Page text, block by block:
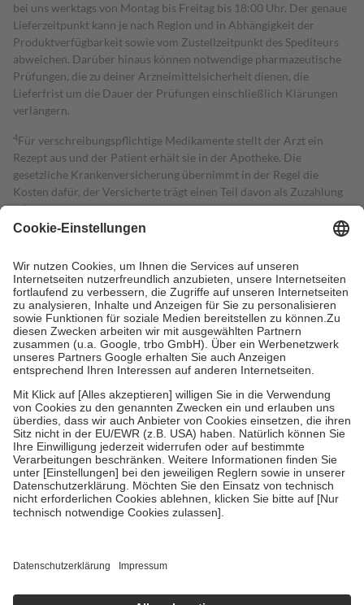
bei uns werktags von Montag bis Freitag bis 18:00 Uhr. Der genaue
Lieferzeitpunkt kann je nach Region und in Abhängigkeit der
Produktverfügbarkeit sowie vom Zustellzeitpunkt des Spediteurs
abweichen. Darüber hinaus können notwendige pharmazeutische
Prüfungen, die zu deiner Arzneimittelsicherheit dienen, die
Lieferfrist um die Dauer der Prüfungen einschließlich Klärungen
verlängern.
4Für verschreibungspflichtige Medikamente stellt der Arzt ein
Rezept aus und der Patient erhält sie in der Apotheke. Die
gesetzliche Krankenversicherung übernimmt in der Regel die
Kosten dafür, der Versicherte trägt einen Teil davon als Zuzahlung
mit.
Grundsätzlich leisten Mitglieder Zuzahlungen in Höhe von zehn
höchstens zehn Euro.
Es sind jedoch nie mehr als die tatsächlichen
Kosten der Leistung zu entrichten.
Diese Regeln gelten grundsätzlich auch für Online-Apotheken.
Bei Heilmitteln und häuslicher Krankenpflege beträgt die
Zuzahlung zehn Prozent der Kosten sowie zehn Euro je
Verordnung.
Um das Engagement der Versicherten für ihre eigene Gesundheit zu
stärken und die besondere Stellung der Familie zu unterstützen,
fallenkeine Zuzahlungenan bei:
• Kindern und Jugendlichen bis zum vollendeten 18. Lebensjahr
mit Ausnahme der Fahrkosten
• Untersuchungen zur Vorsorge und Früherkennung, die von der
GKV getragen werden
• empfohlenen Schutzimpfungen
• Harn- und Blutteststreifen
getroffen, um sicherzustellen, dass es sich um echte Bewertungen
https://help.etrusted.com/hc/de/articles/4419944605341